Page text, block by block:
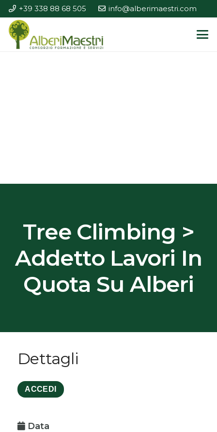
+39 338 88 68 505 info@alberimaestri.com
Tree Climbing >
Addetto Lavori In
Quota Su Alberi
Dettagli
ACCEDI
Data